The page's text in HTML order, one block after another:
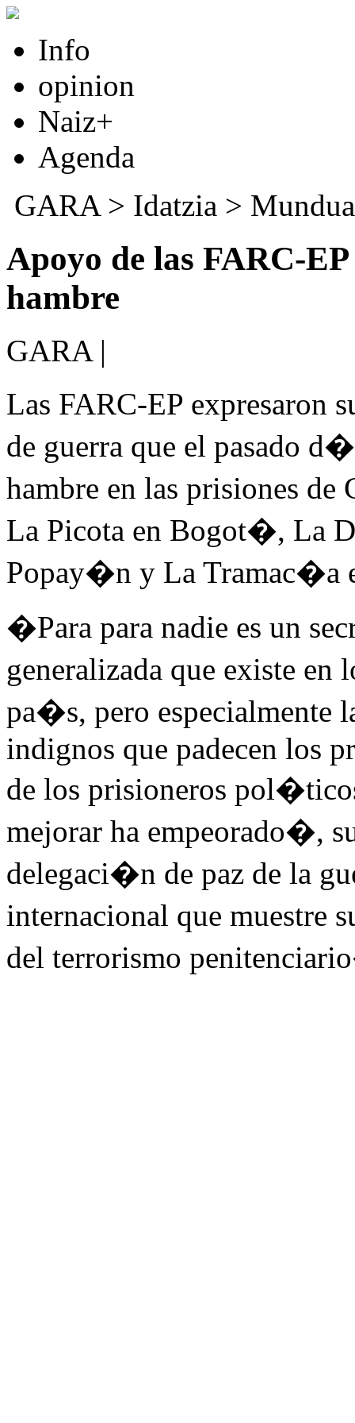
Info
opinion
Naiz+
Agenda
GARA> Idatzia > Mundua
Apoyo de las FARC-
hambre
GARA |
Las FARC-EP expresaron
de guerra que el pasado
hambre en las prisiones
La Picota en Bogot�, La
Popay�n y La Tramac�a
�Para para nadie es un
generalizada que existe
pa�s, pero especialmente
indignos que padecen los
de los prisioneros
mejorar ha empeorado�,
delegaci�n de paz de la
internacional que
del terrorismo